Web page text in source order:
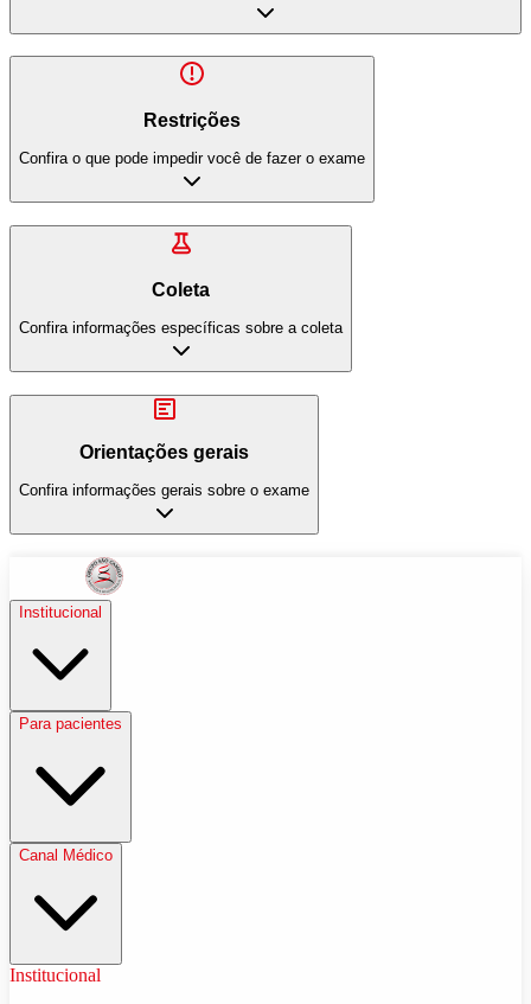
Restrições
Confira o que pode impedir você de fazer o exame
Coleta
Confira informações específicas sobre a coleta
Orientações gerais
Confira informações gerais sobre o exame
Institucional
Para pacientes
Canal Médico
Institucional